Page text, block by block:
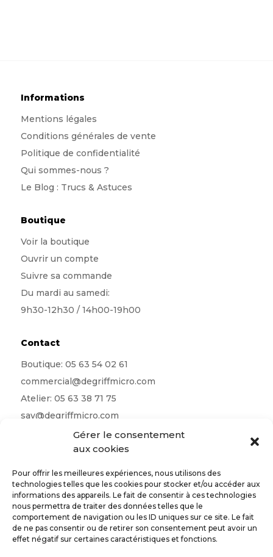
Gérer le consentement
aux cookies
Pour offrir les meilleures expériences, nous utilisons des
technologies telles que les cookies pour stocker et/ou accéder aux
informations des appareils. Le fait de consentir à ces technologies
nous permettra de traiter des données telles que le
comportement de navigation ou les ID uniques sur ce site. Le fait
de ne pas consentir ou de retirer son consentement peut avoir un
effet négatif sur certaines caractéristiques et fonctions.
Informations
Mentions légales
Conditions générales de vente
Politique de confidentialité
Qui sommes-nous ?
Le Blog : Trucs & Astuces
Boutique
Voir la boutique
Ouvrir un compte
Suivre sa commande
Du mardi au samedi:
9h30-12h30 / 14h00-19h00
Contact
Boutique: 05 63 54 02 61
commercial@degriffmicro.com
Atelier: 05 63 38 71 75
sav@degriffmicro.com
albi@degriffmicro.com
16 Avenue de Garban 81990 Puygouzon
Suivez-nous